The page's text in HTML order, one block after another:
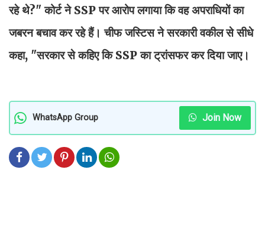
रहे थे?" कोर्ट ने SSP पर आरोप लगाया कि वह अपराधियों का
जबरन बचाव कर रहे हैं। चीफ जस्टिस ने सरकारी वकील से सीधे
कहा, "सरकार से कहिए कि SSP का ट्रांसफर कर दिया जाए।
WhatsApp Group Join Now